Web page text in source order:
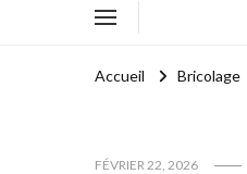
Accueil Bricolage
FÉVRIER 22, 2026